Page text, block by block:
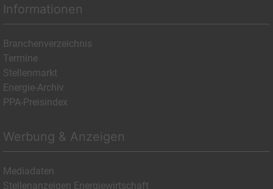
Informationen
Branchenverzeichnis
Termine
Stellenmarkt
Energie-Archiv
PPA-Preisindex
Werbung & Anzeigen
Mediadaten
Stellenanzeigen Energiewirtschaft